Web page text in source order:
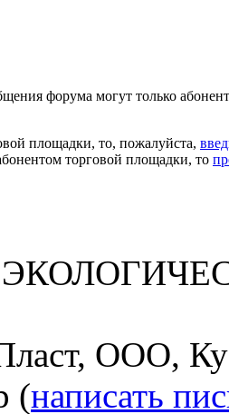
форума могут только
площадки, то, пожалуйста,
торговой площадки, то
ООО,
(написать